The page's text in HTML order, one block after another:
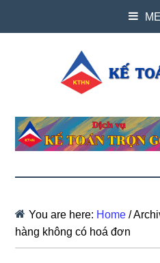
You are here: Home /
hàng không có hoá đơn